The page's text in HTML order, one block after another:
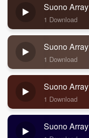
Suono Array
1 Download
Suono Array
1 Download
Suono Array
1 Download
Suono Array